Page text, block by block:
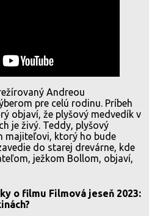
Andreou
pre celú rodinu. Príbeh
objaví, že plyšový medvedík v
je živý. Teddy, plyšový
majiteľovi, ktorý ho bude
do starej drevárne, kde
ježkom Bollom, objaví,
o filmu Filmová jeseň 2023: